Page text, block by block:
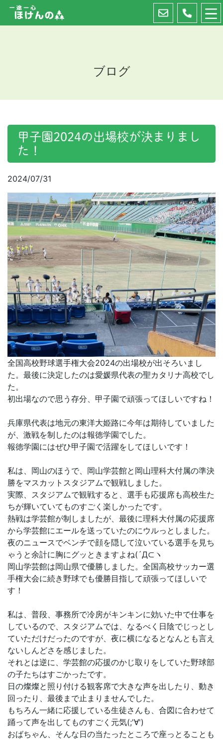
ブログ
甲子園2024の出場校が決まりまし
た！
2024/07/31
全国高校野球選手権大会2024の出場校が出そろいまし
た。最後に決定したのは愛媛県代表の聖カタリナ高校でし
た。
初出場なので思う存分、甲子園で頑張ってほしいですね！
兵庫県代表は地元の東洋大姫路に今年は期待していました
が、激戦を制したのは報徳学園でした。
報徳学園にはぜひ甲子園で活躍をしてほしいです！
私は、岡山のほうで、岡山学芸館と岡山理科大付属の準決
勝をマスカットスタジアムで観戦しました。
実際、スタジアムで観戦すると、選手も応援席も高校生た
ちが輝いていてものすごく楽しかったです。
熱戦は学芸館が制しましたが、最後に理科大付属の応援席
から学芸館にエールを送っていたのにウルっとしました。
夜のニュースでベンチで顔を隠して泣いている選手を見ち
ゃうと余計に胸にグッときますよね(´Д⊂ヽ
岡山学芸館は岡山県で優勝しました。全国高校サッカー選
手権大会に続き野球でも優勝目指して頑張ってほしいで
す！
私は、普段、事務所で冷房がキンキンに効いた中で仕事を
しているので、スタジアムでは、なるべく日陰でじっとし
ていただけだったのですが、夜に横になるとなんとも言え
ないしんどさを感じました。
それとは逆に、学芸館の応援のかじ取りをしていた野球部
の子たちはすごかったです。
日の燦燦と照り付ける観客席で大きな声を出したり、動き
回ったり、最後まで止まりませんでした。
もちろん一緒に応援している生徒さんも、合図に合わせて
踊って声を出してものすごく元気(;'∀')
おばちゃん、そんな日の当たったところで座っとることも